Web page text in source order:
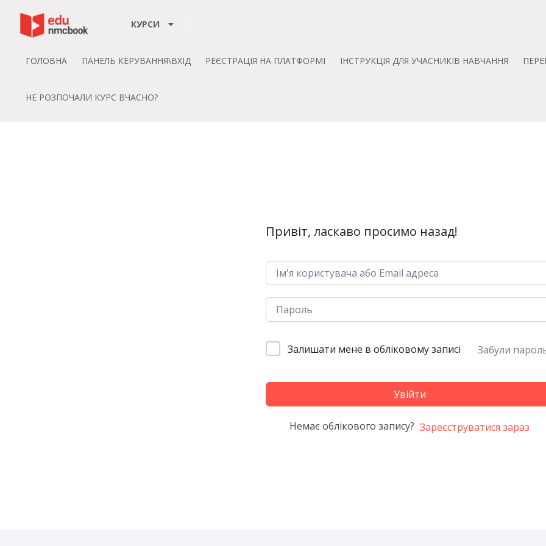
КУРСИ
ГОЛОВНА ПАНЕЛЬ КЕРУВАННЯ\ВХІД РЕЄСТРАЦІЯ НА ПЛАТФОРМІ ІНСТРУКЦІЯ ДЛЯ УЧАСНИКІВ НАВЧАННЯ
НЕ РОЗПОЧАЛИ КУРС ВЧАСНО?
Привіт, ласкаво просимо назад!
Залишати мене в обліковому записі Забули
Увійти
Немає облікового запису? Зареєструватися зараз